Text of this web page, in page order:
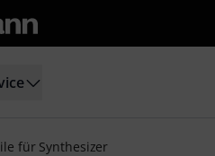
für Synthesizer